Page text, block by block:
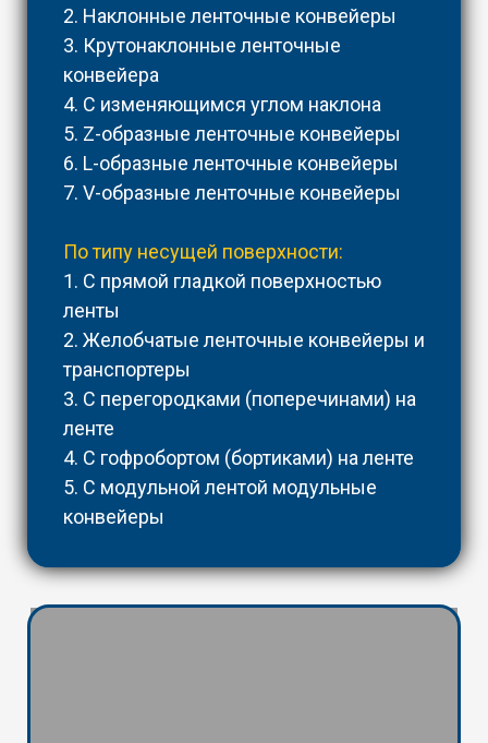
2. Наклонные ленточные конвейеры
3. Крутонаклонные ленточные
конвейера
4. С изменяющимся углом наклона
5. Z-образные ленточные конвейеры
6. L-образные ленточные конвейеры
7. V-образные ленточные конвейеры
По типу несущей поверхности:
1. С прямой гладкой поверхностью
ленты
2. Желобчатые ленточные конвейеры и
транспортеры
3. С перегородками (поперечинами) на
ленте
4. С гофробортом (бортиками) на ленте
5. С модульной лентой модульные
конвейеры